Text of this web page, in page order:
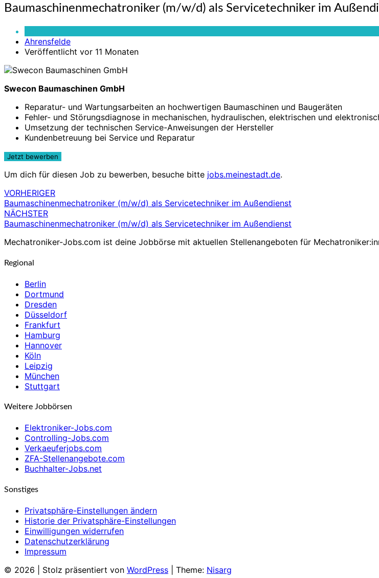
Baumaschinenmechatroniker
Servicetechniker
Außendienst
Baumaschinenmechatroniker (m/w/d) als Servicetechniker im
Ahrensfelde
Veröffentlicht vor 11 Monaten
Swecon Baumaschinen GmbH
Reparatur- und Wartungsarbeiten an hochwertigen Baumaschinen und Baugeräten
Fehler- und Störungsdiagnose in mechanischen, hydraulischen, elektrischen und
Umsetzung der technischen Service-Anweisungen der Hersteller
Kundenbetreuung bei Service und Reparatur
Um dich für diesen Job zu bewerben, besuche bitte jobs.meinestadt.de.
Beitragsnavigation
VORHERIGER
Baumaschinenmechatroniker (m/w/d) als Servicetechniker im Außendienst
NÄCHSTER
Baumaschinenmechatroniker (m/w/d) als Servicetechniker im Außendienst
Mechatroniker-Jobs.com ist deine Jobbörse mit aktuellen Stellenangeboten für
Regional
Berlin
Dortmund
Dresden
Düsseldorf
Frankfurt
Hamburg
Hannover
Köln
Leipzig
München
Stuttgart
Weitere Jobbörsen
Elektroniker-Jobs.com
Controlling-Jobs.com
Verkaeuferjobs.com
ZFA-Stellenangebote.com
Buchhalter-Jobs.net
Sonstiges
Privatsphäre-Einstellungen ändern
Historie der Privatsphäre-Einstellungen
Einwilligungen widerrufen
Datenschutzerklärung
Impressum
© 2026
Stolz präsentiert von WordPress Theme: Nisarg